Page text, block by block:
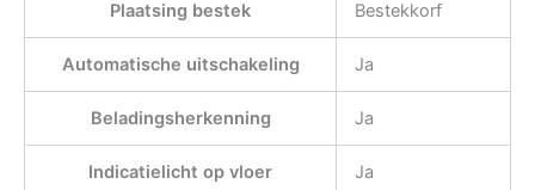
Plaatsing bestek Bestekkorf
Automatische uitschakeling Ja
Beladingsherkenning Ja
Indicatielicht op vloer Ja